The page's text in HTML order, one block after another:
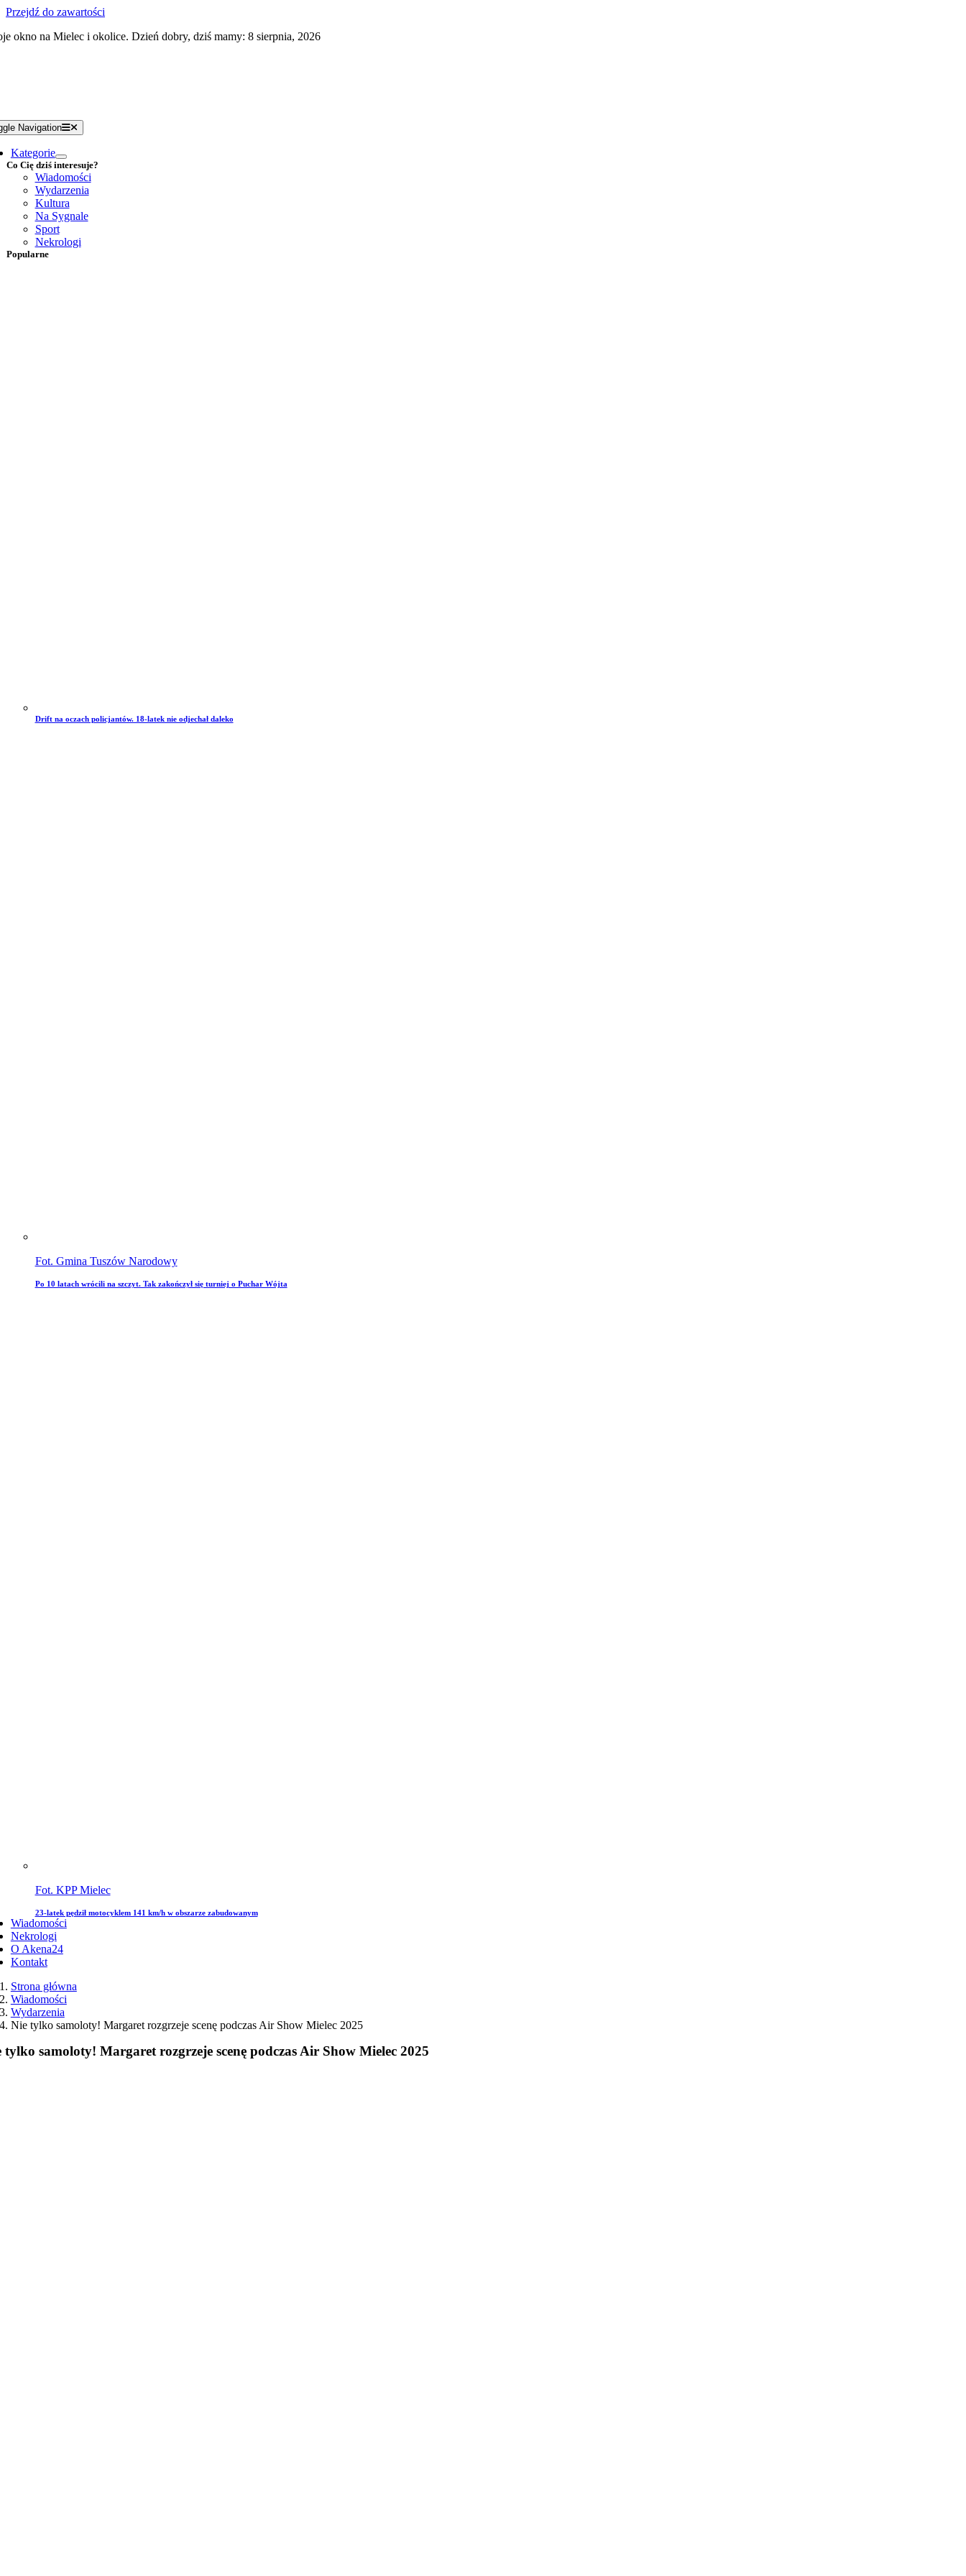
Przejdź do zawartości
okno na Mielec i okolice. Dzień dobry, dziś mamy: 8 sierpnia, 2026
Navigation
Kategorie
Co Cię dziś interesuje?
Wiadomości
Wydarzenia
Kultura
Na Sygnale
Sport
Nekrologi
Popularne
Drift na oczach policjantów. 18-latek nie odjechał daleko
Fot. Gmina Tuszów Narodowy
Po 10 latach wrócili na szczyt. Tak zakończył się turniej o Puchar Wójta
Fot. KPP Mielec
23-latek pędził motocyklem 141 km/h w obszarze zabudowanym
Wiadomości
Nekrologi
O Akena24
Kontakt
Strona główna
Wiadomości
Wydarzenia
Nie tylko samoloty! Margaret rozgrzeje scenę podczas Air Show Mielec 2025
tylko samoloty! Margaret rozgrzeje scenę podczas Air Show Mielec 2025